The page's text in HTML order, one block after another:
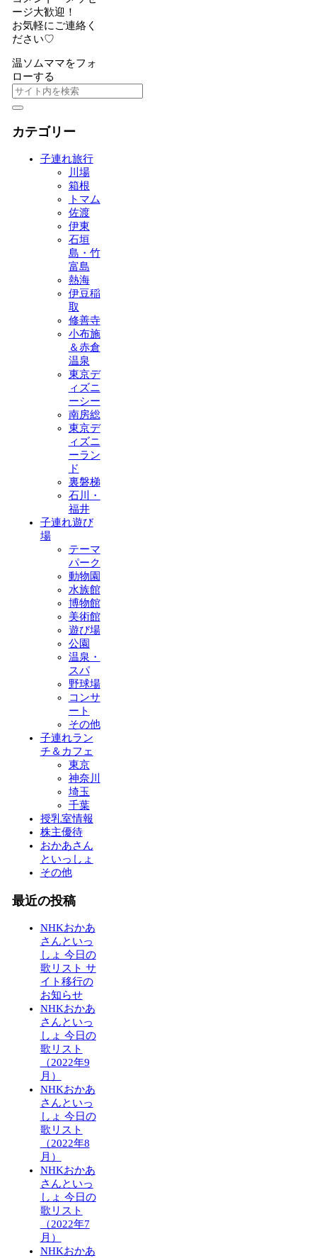
ージ大歓迎！
お気軽にご連絡く
ださい♡
温ソムママをフォ
ローする
カテゴリー
子連れ旅行
川場
箱根
トマム
佐渡
伊東
石垣
島・竹
富島
熱海
伊豆稲
取
修善寺
小布施
＆赤倉
温泉
東京デ
ィズニ
ーシー
南房総
東京デ
ィズニ
ーラン
ド
裏磐梯
石川・
福井
子連れ遊び
場
テーマ
パーク
動物園
水族館
博物館
美術館
遊び場
公園
温泉・
スパ
野球場
コンサ
ート
その他
子連れラン
チ＆カフェ
東京
神奈川
埼玉
千葉
授乳室情報
株主優待
おかあさん
といっしょ
その他
最近の投稿
NHKおかあ
さんといっ
しょ 今日の
歌リスト サ
イト移行の
お知らせ
NHKおかあ
さんといっ
しょ 今日の
歌リスト
（2022年9
月）
NHKおかあ
さんといっ
しょ 今日の
歌リスト
（2022年8
月）
NHKおかあ
さんといっ
しょ 今日の
歌リスト
（2022年7
月）
NHKおかあ